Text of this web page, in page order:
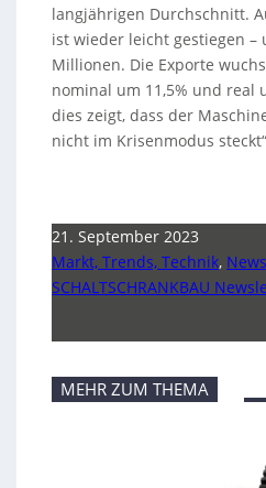
langjährigen Durchschnitt.
ist wieder leicht gestiegen –
Millionen. Die Exporte
nominal um 11,5% und real
dies zeigt, dass der
nicht im Krisenmodus
21. September 2023
Markt, Trends, Technik, News
SCHALTSCHRANKBAU
MEHR ZUM THEMA